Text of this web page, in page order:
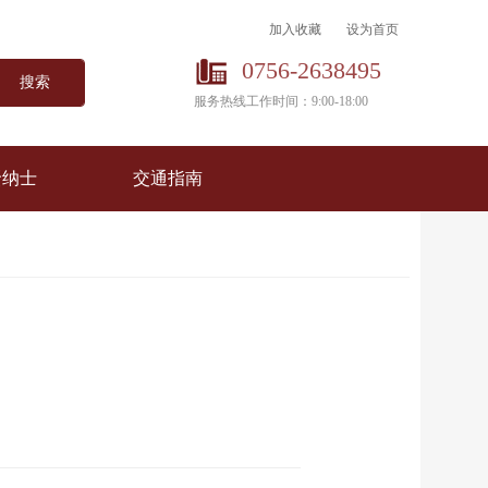
加入收藏 设为首页
0756-2638495
服务热线工作时间：9:00-18:00
搜索
士 交通指南